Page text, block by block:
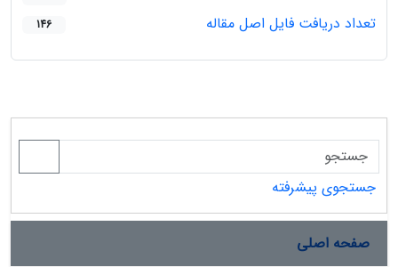
تعداد دریافت فایل اصل مقاله 146
جستجوی پیشرفته
صفحه اصلی